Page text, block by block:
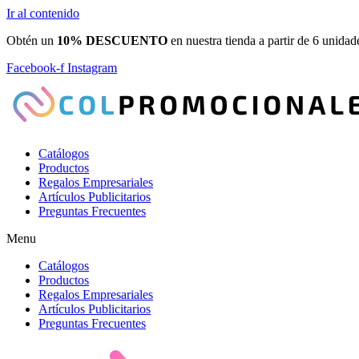
Ir al contenido
Obtén un 10% DESCUENTO en nuestra tienda a partir de 6
Facebook-f Instagram
Catálogos
Productos
Regalos Empresariales
Artículos Publicitarios
Preguntas Frecuentes
Menu
Catálogos
Productos
Regalos Empresariales
Artículos Publicitarios
Preguntas Frecuentes